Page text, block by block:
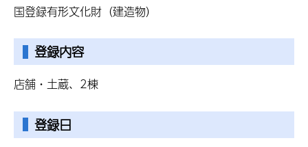
国登録有形文化財（建造物）
登録内容
店舗・土蔵、2棟
登録日